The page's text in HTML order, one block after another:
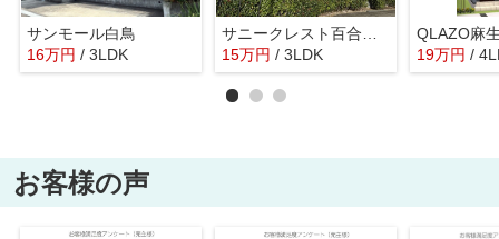
サンモール白鳥
16万円 / 3LDK
15万円 / 3LDK 19万円 /
お客様の声